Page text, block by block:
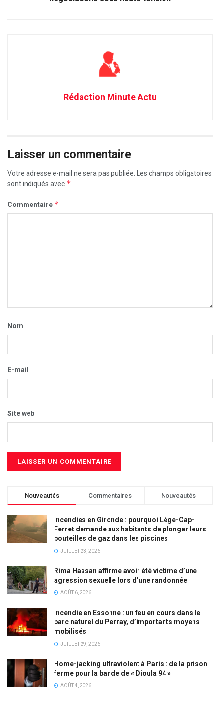
Rédaction Minute Actu
Laisser un commentaire
Votre adresse e-mail ne sera pas publiée.
Les champs obligatoires
sont indiqués avec *
Commentaire *
Nom
E-mail
Site web
Nouveautés Commentaires Nouveautés
Incendies en Gironde : pourquoi Lège-Cap-
Ferret demande aux habitants de plonger leurs
bouteilles de gaz dans les piscines
JUILLET 23, 2026
Rima Hassan affirme avoir été victime d’une
agression sexuelle lors d’une randonnée
AOÛT 6, 2026
Incendie en Essonne : un feu en cours dans le
parc naturel du Perray, d’importants moyens
mobilisés
JUILLET 29, 2026
Home-jacking ultraviolent à Paris : de la prison
ferme pour la bande de « Dioula 94 »
AOÛT 4, 2026